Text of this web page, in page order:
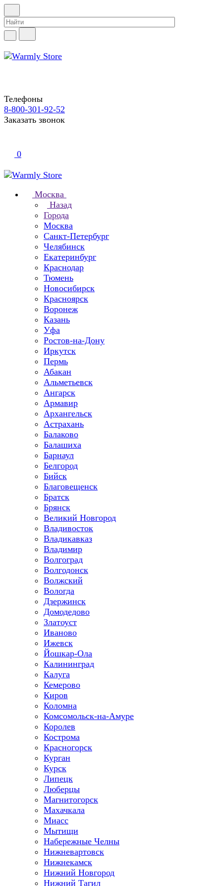
Телефоны
8-800-301-92-52
Заказать звонок
0
Москва
Назад
Города
Москва
Санкт-Петербург
Челябинск
Екатеринбург
Краснодар
Тюмень
Новосибирск
Красноярск
Воронеж
Казань
Уфа
Ростов-на-Дону
Иркутск
Пермь
Абакан
Альметьевск
Ангарск
Армавир
Архангельск
Астрахань
Балаково
Балашиха
Барнаул
Белгород
Бийск
Благовещенск
Братск
Брянск
Великий Новгород
Владивосток
Владикавказ
Владимир
Волгоград
Волгодонск
Волжский
Вологда
Дзержинск
Домодедово
Златоуст
Иваново
Ижевск
Йошкар-Ола
Калининград
Калуга
Кемерово
Киров
Коломна
Комсомольск-на-Амуре
Королев
Кострома
Красногорск
Курган
Курск
Липецк
Люберцы
Магнитогорск
Махачкала
Миасс
Мытищи
Набережные Челны
Нижневартовск
Нижнекамск
Нижний Новгород
Нижний Тагил